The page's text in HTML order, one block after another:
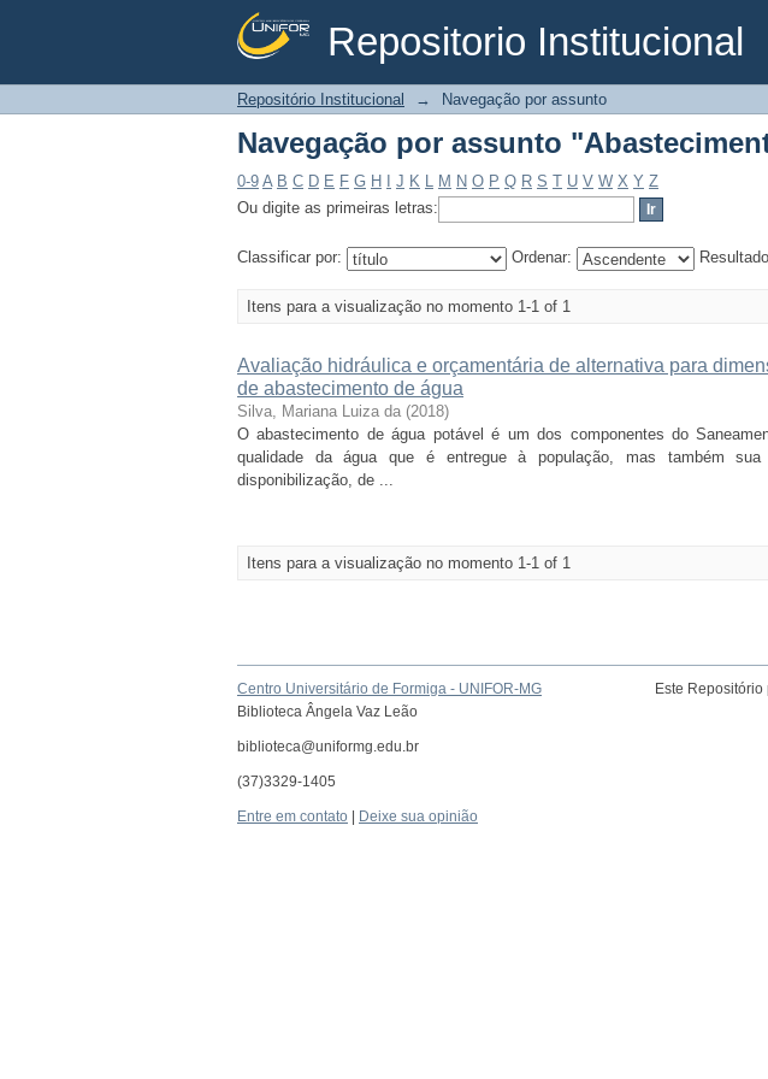
Repositorio Institucional
Navegação por assunto
Repositório Institucional → Navegação por assunto
Navegação por assunto
0-9 A B C D E F G H J K L M N O P Q R S T U V W X Y Z
Ou digite as primeiras letras:
Classificar por: Ordenar:
Itens para a visualização no momento 1-1 of 1
Avaliação hidráulica e orçamentária de alternativa para
de abastecimento de água
Silva, Mariana Luiza da (2018)
O abastecimento de água potável é um dos componentes do
qualidade da água que é entregue à população, mas também
disponibilização, de ...
Itens para a visualização no momento 1-1 of 1
Centro Universitário de Formiga - UNIFOR-MG
Biblioteca Ângela Vaz Leão
biblioteca@uniformg.edu.br
(37)3329-1405
Este
Entre em contato Deixe sua opinião